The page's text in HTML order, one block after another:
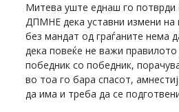
Митева уште еднаш го
ДПМНЕ дека уставни измени на
без мандат од граѓаните нема
дека повеќе не важи
победник со победник,
во тоа го бара спасот,
да има и треба да се